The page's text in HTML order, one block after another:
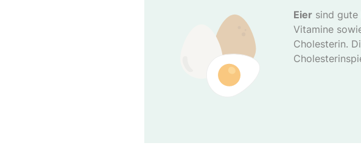
Eier sind
Vitamine
Cholesterin.